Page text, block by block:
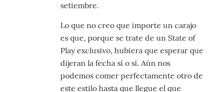
setiembre.
Lo que no creo que importe un carajo
es que, porque se trate de un State of
Play exclusivo, hubiera que esperar que
dijeran la fecha sí o sí. Aún nos
podemos comer perfectamente otro de
este estilo hasta que llegue el que